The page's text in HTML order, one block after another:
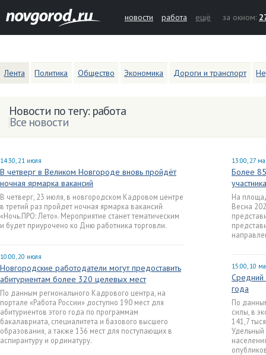
новости работа ещё за окном:
Лента Политика Общество Экономика Дороги и транспорт
Новости по тегу: работа
Все новости
14:30, 21 июля
В четверг в Великом Новгороде вновь пройдёт
ночная ярмарка вакансий
В четверг, 23 июля, в новгородском Кадровом центре
в третий раз пройдет ночная ярмарка вакансий
«Ночь.ПРО: Лето». Мероприятие станет тематическим
и будет приурочено ко Дню работника торговли.
10:00, 20 июля
Новгородские работодатели могут предоставить
абитуриентам более 320 целевых мест
По данным регионального Кадрового центра, на
портале «Работа России» доступно 190 мест для
абитуриентов этого года по программам
бакалавриата, специалитета и базового высшего
образования, а также 136 мест для поступающих в
аспирантуру и ординатуру.
13:00, 27
Более
На
Весна
15:00, 10
Средний
года
По
силы, в
141,7
Удельный